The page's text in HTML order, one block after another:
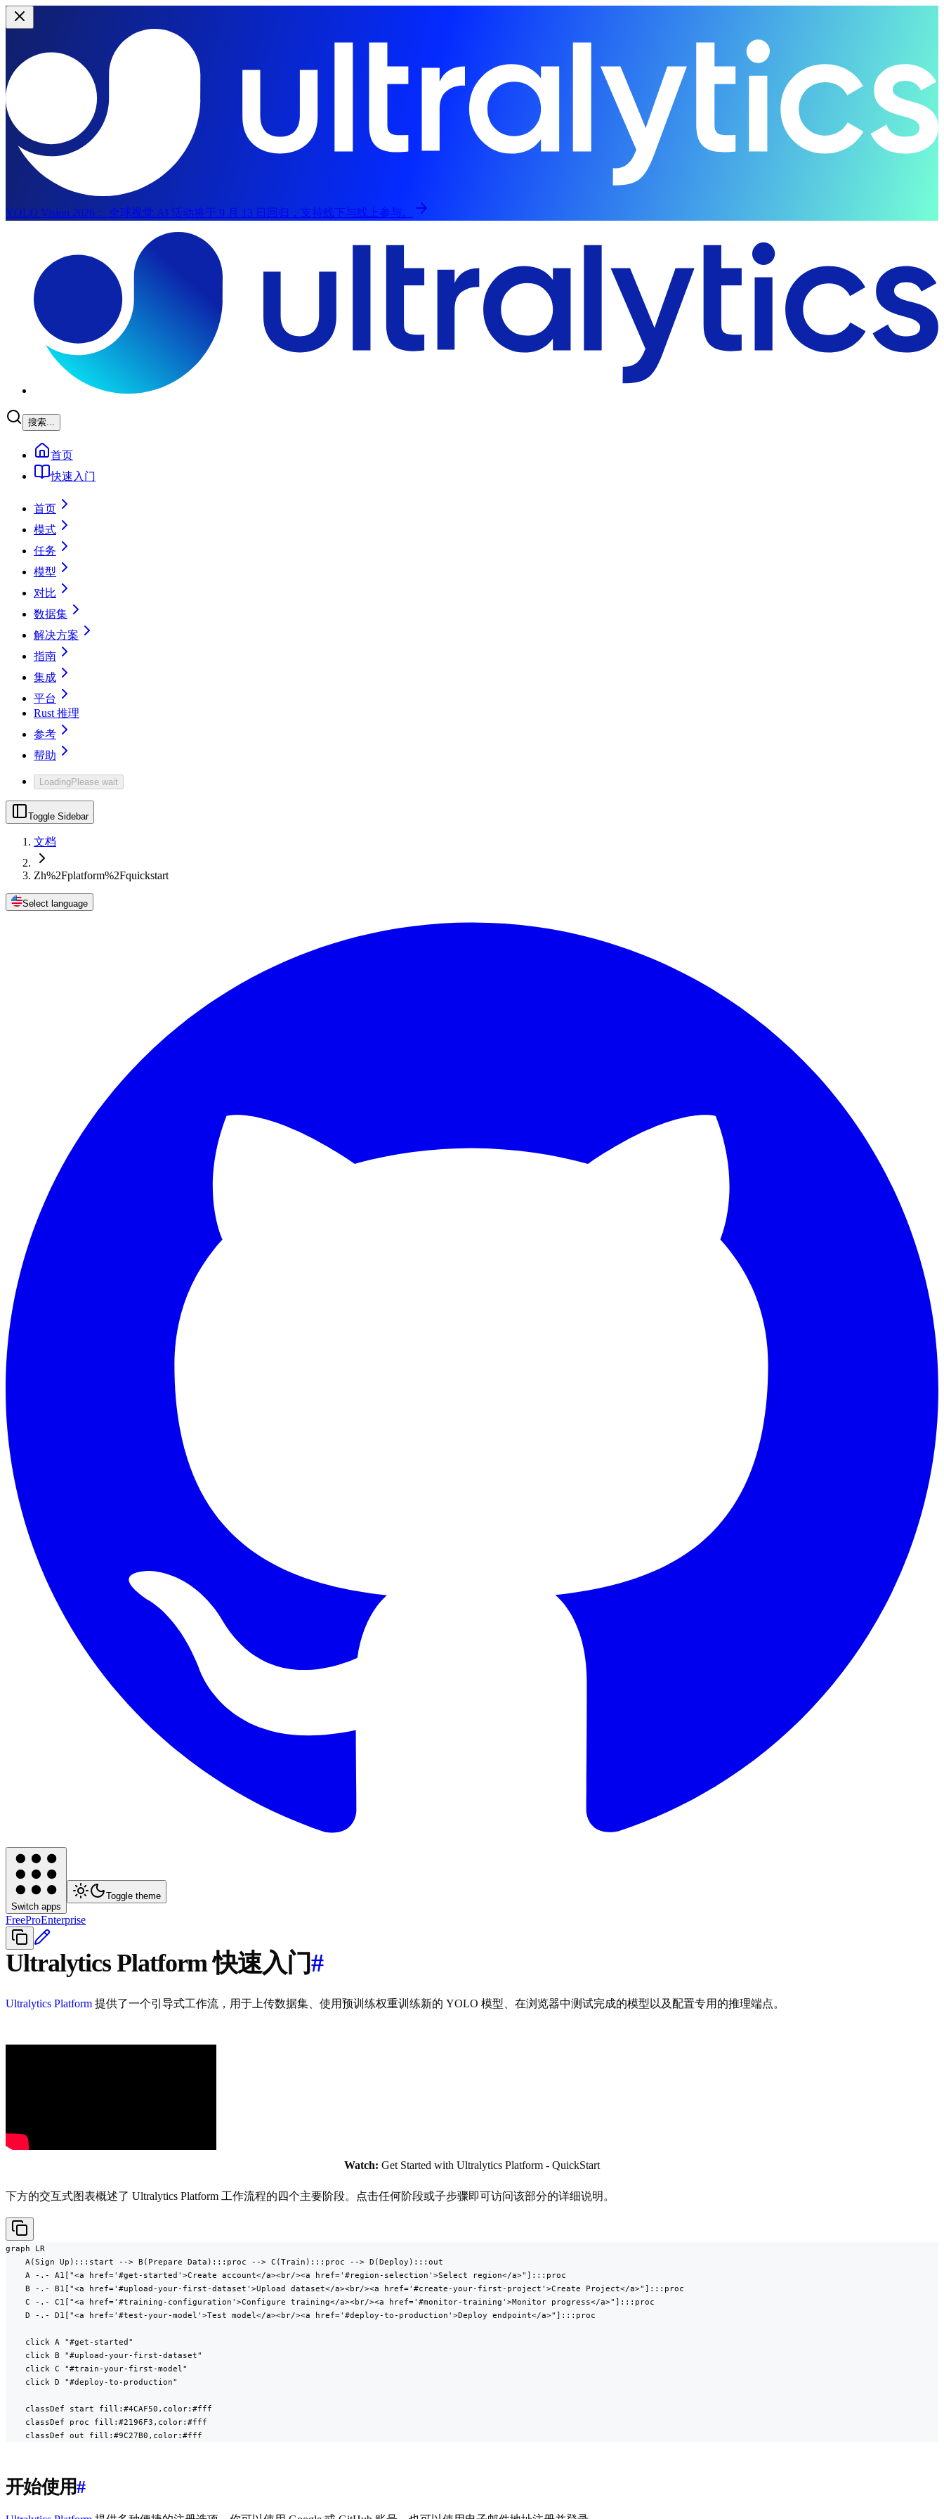
YOLO Vision 2026：
全球视觉 AI 活动将于 9 月 13 日回归，支持线下与线上参与。
搜索...
首页
快速入门
首页
模式
任务
模型
对比
数据集
解决方案
指南
集成
平台
Rust 推理
参考
帮助
LoadingPlease wait
Toggle Sidebar
文档
Zh%2Fplatform%2Fquickstart
Select language
Switch apps
Toggle theme
FreeProEnterprise
Ultralytics Platform 快速入门#
Ultralytics Platform 提供了一个引导式工作流，用于上传数据集、使用预训练权重训练新的 YOLO 模型、在浏览器中测试完成的模型以及配置专用的推理端点。
Watch: Get Started with Ultralytics Platform - QuickStart
下方的交互式图表概述了 Ultralytics Platform 工作流程的四个主要阶段。点击任何阶段或子步骤即可访问该部分的详细说明。
graph LR
    A(Sign Up):::start --> B(Prepare Data):::proc --> C(Train):::proc --> D(Deploy):::out
    A -.- A1["<a href='#get-started'>Create account</a><br/><a href='#region-selection'>Select region</a>"]:::proc
    B -.- B1["<a href='#upload-your-first-dataset'>Upload dataset</a><br/><a href='#create-your-first-project'>Create Project</a>"]:::proc
    C -.- C1["<a href='#training-configuration'>Configure training</a><br/><a href='#monitor-training'>Monitor progress</a>"]:::proc
    D -.- D1["<a href='#test-your-model'>Test model</a><br/><a href='#deploy-to-production'>Deploy endpoint</a>"]:::proc
    click A "#get-started"
    click B "#upload-your-first-dataset"
    click C "#train-your-first-model"
    click D "#deploy-to-production"
    classDef start fill:#4CAF50,color:#fff
    classDef proc fill:#2196F3,color:#fff
    classDef out fill:#9C27B0,color:#fff
开始使用#